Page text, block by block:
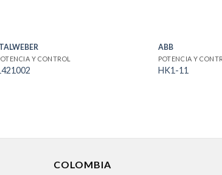
ITALWEBER
Y CONTROL
ABB
POTENCIA Y
HK1-11
COLOMBIA